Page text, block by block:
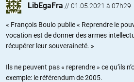
LibEgaFra // 01.05.2021 à 07h29
« François Boulo publie « Reprendre le
vocation est de donner des armes
récupérer leur souveraineté. »
Ils ne peuvent pas « reprendre » ce qu’ils
exemple: le référendum de 2005.